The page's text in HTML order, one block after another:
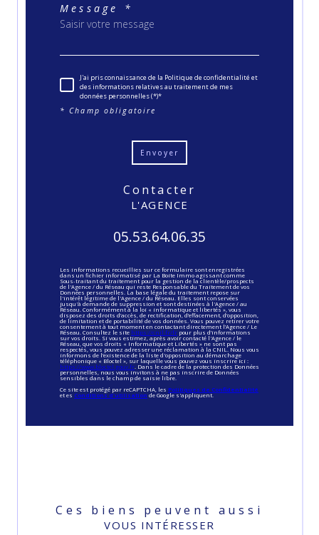
Message *
J'ai pris connaissance de la Politique de confidentialité et
des informations relatives au traitement de mes
données personnelles (*)*
* Champ obligatoire
Envoyer
contacter
L'AGENCE
05.53.64.06.35
Les informations recueillies sur ce formulaire sont enregistrées
dans un fichier informatisé par La Boite Immo agissant comme
Sous-traitant du traitement pour la gestion de la clientèle/prospects
de l'Agence / du Réseau qui reste Responsable du Traitement de vos
Données personnelles. La base légale du traitement repose sur
l'intérêt légitime de l'Agence / du Réseau. Elles sont conservées
jusqu'à demande de suppression et sont destinées à l'Agence / au
Réseau. Conformément à la loi « informatique et libertés », vous
disposez des droits d’accès, de rectification, d’effacement, d’opposition,
de limitation et de portabilité de vos données. Vous pouvez retirer votre
consentement à tout moment en contactant directement l’Agence / Le
Réseau. Consultez le site https://cnil.fr/fr pour plus d’informations
sur vos droits. Si vous estimez, après avoir contacté l'Agence / le
Réseau, que vos droits « Informatique et Libertés » ne sont pas
respectés, vous pouvez adresser une réclamation à la CNIL. Nous vous
informons de l’existence de la liste d'opposition au démarchage
téléphonique « Bloctel », sur laquelle vous pouvez vous inscrire ici :
https://www.bloctel.gouv.fr . Dans le cadre de la protection des Données
personnelles, nous vous invitons à ne pas inscrire de Données
sensibles dans le champ de saisie libre.
Ce site est protégé par reCAPTCHA, les Politiques de Confidentialité
et es Conditions d'utilisation de Google s'appliquent.
Ces biens peuvent aussi
VOUS INTÉRESSER